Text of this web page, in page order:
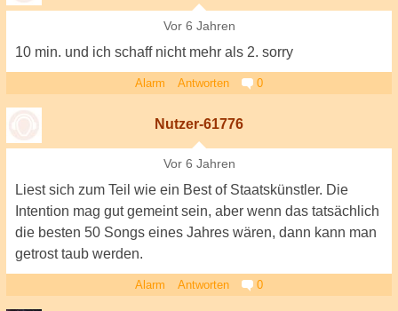
Vor 6 Jahren
10 min. und ich schaff nicht mehr als 2. sorry
Alarm Antworten 0
Nutzer-61776
Vor 6 Jahren
Liest sich zum Teil wie ein Best of Staatskünstler. Die
Intention mag gut gemeint sein, aber wenn das tatsächlich
die besten 50 Songs eines Jahres wären, dann kann man
getrost taub werden.
Alarm Antworten 0